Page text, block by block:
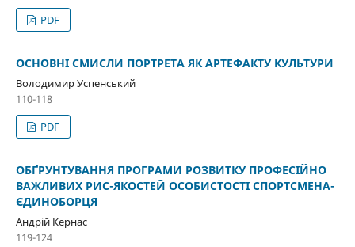
PDF
ОСНОВНІ СМИСЛИ ПОРТРЕТА ЯК АРТЕФАКТУ КУЛЬТУРИ
Володимир Успенський
110-118
PDF
ОБҐРУНТУВАННЯ ПРОГРАМИ РОЗВИТКУ ПРОФЕСІЙНО
ВАЖЛИВИХ РИС-ЯКОСТЕЙ ОСОБИСТОСТІ СПОРТСМЕНА-
ЄДИНОБОРЦЯ
Андрій Кернас
119-124